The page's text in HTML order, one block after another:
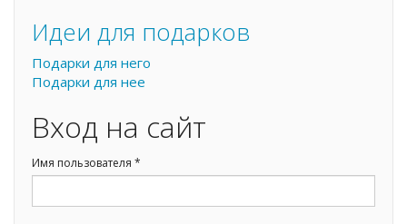
Идеи для подарков
Подарки для него
Подарки для нее
Вход на сайт
Имя пользователя *